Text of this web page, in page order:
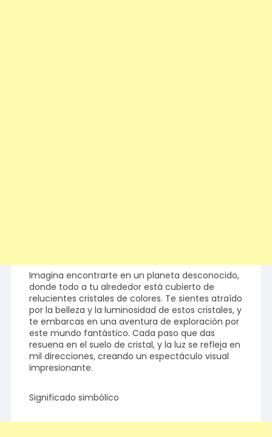
Imagina encontrarte en un planeta desconocido,
donde todo a tu alrededor está cubierto de
relucientes cristales de colores. Te sientes atraído
por la belleza y la luminosidad de estos cristales, y
te embarcas en una aventura de exploración por
este mundo fantástico. Cada paso que das
resuena en el suelo de cristal, y la luz se refleja en
mil direcciones, creando un espectáculo visual
impresionante.
Significado simbólico